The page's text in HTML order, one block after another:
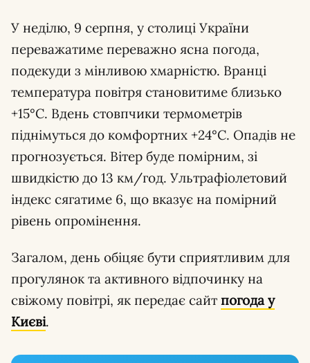
У неділю, 9 серпня, у столиці України
переважатиме переважно ясна погода,
подекуди з мінливою хмарністю. Вранці
температура повітря становитиме близько
+15°С. Вдень стовпчики термометрів
піднімуться до комфортних +24°С. Опадів не
прогнозується. Вітер буде помірним, зі
швидкістю до 13 км/год. Ультрафіолетовий
індекс сягатиме 6, що вказує на помірний
рівень опромінення.
Загалом, день обіцяє бути сприятливим для
прогулянок та активного відпочинку на
свіжому повітрі, як передає сайт погода у
Києві.